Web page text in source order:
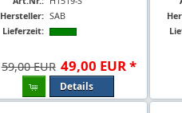
Hersteller: SAB
Lieferzeit:
59,00 EUR 49,00 EUR*
Details